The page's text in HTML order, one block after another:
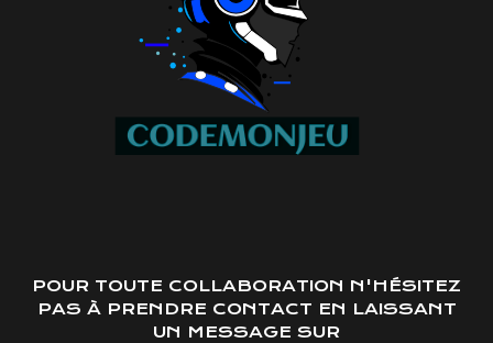
POUR TOUTE COLLABORATION N'HÉSITEZ
PAS À PRENDRE CONTACT EN LAISSANT
UN MESSAGE SUR